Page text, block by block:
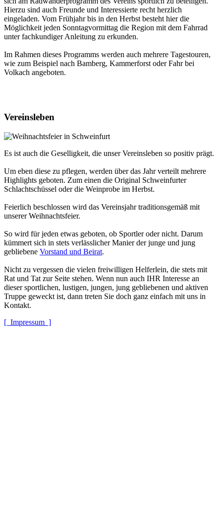
Hierzu sind auch Freunde und Interessierte recht herzlich
eingeladen. Vom Frühjahr bis in den Herbst besteht hier die
Möglichkeit jeden Sonntagvormittag die Region mit dem Fahrrad
unter fachkundiger Anleitung zu erkunden.
Im Rahmen dieses Programms werden auch mehrere Tagestouren,
wie zum Beispiel nach Bamberg, Kammerforst oder Fahr bei
Volkach angeboten.
Vereinsleben
Es ist auch die Geselligkeit, die unser Vereinsleben so positiv prägt.
Um eben diese zu pflegen, werden über das Jahr verteilt mehrere
Highlights geboten. Zum einen die Original Schweinfurter
Schlachtschüssel oder die Weinprobe im Herbst.
Feierlich beschlossen wird das Vereinsjahr traditionsgemäß mit
unserer Weihnachtsfeier.
So wird für jeden etwas geboten, ob Sportler oder nicht. Darum
kümmert sich in stets verlässlicher Manier der junge und jung
gebliebene Vorstand und Beirat.
Nicht zu vergessen die vielen freiwilligen Helferlein, die stets mit
Rat und Tat zur Seite stehen. Wenn nun auch IHR Interesse an
dieser sportlichen, lustigen, jungen, jung gebliebenen und aktiven
Truppe geweckt ist, dann treten Sie doch ganz einfach mit uns in
Kontakt.
[ Impressum ]